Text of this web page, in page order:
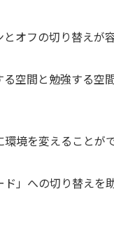
オフの切り替えが
空間と勉強する空
境を変えることが
」への切り替え